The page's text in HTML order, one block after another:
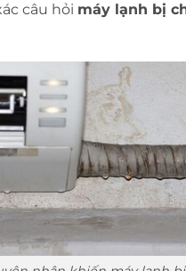
câu hỏi máy lạnh bị